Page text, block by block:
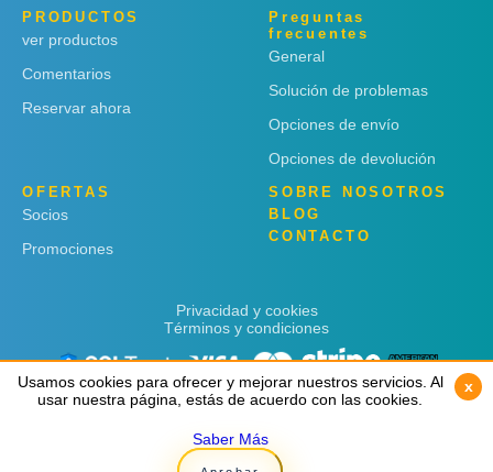
PRODUCTOS
ver productos
Comentarios
Reservar ahora
Preguntas
frecuentes
General
Solución de problemas
Opciones de envío
Opciones de devolución
OFERTAS
Socios
Promociones
SOBRE NOSOTROS
BLOG
CONTACTO
Privacidad y cookies
Términos y condiciones
Copyright © 2019 Rent 'n Connect
Usamos cookies para ofrecer y mejorar nuestros servicios. Al
usar nuestra página, estás de acuerdo con las cookies.
Saber Más
x
Usamos cookies para ofrecer y mejorar nuestros servicios. Al
usar nuestra página, estás de acuerdo con las cookies.
Saber Más
x